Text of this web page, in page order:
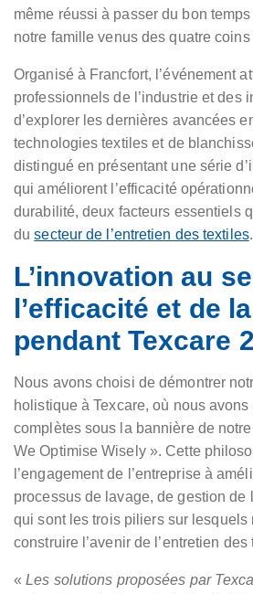
même réussi à passer du bon
notre famille venus des quatre
Organisé à Francfort, l’événement
professionnels de l’industrie et des
d’explorer les dernières avancées
technologies textiles et de
distingué en présentant une série
qui améliorent l’efficacité
durabilité, deux facteurs essentiels
dusecteur de l’entretien des textiles.
L’innovation au
l’efficacité et de
pendant Texcare
Nous avons choisi de démontrer
holistique à Texcare, où nous
complètes sous la bannière de
We Optimise Wisely ». Cette
l’engagement de l’entreprise à
processus de lavage, de gestion de
qui sont les trois piliers sur lesquels
construire l’avenir de l’entretien des
«Les solutions proposées par